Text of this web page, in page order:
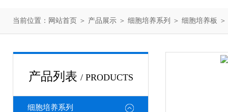
当前位置： 网站首页 ＞ 产品展示 ＞ 细胞培养系列 ＞ 细胞培养板
产品列表 / PRODUCTS
细胞培养系列